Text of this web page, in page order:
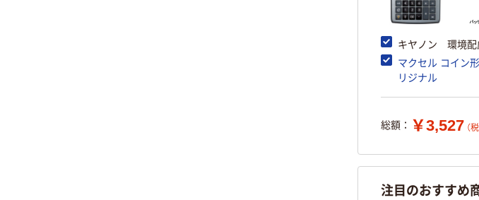
キヤノン 環境
マクセル コイン
リジナル
総額： ￥3,527 （
注目のおすすめ